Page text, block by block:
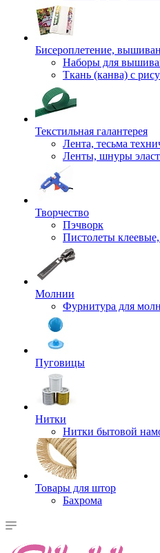
Бисероплетение,
Наборы для
Ткань (канва) с
Текстильная галантерея
Лента, тесьма
Ленты, шнуры
Творчество
Пэчворк
Пистолеты
Молнии
Фурнитура для
Пуговицы
Нитки
Нитки бытовой
Товары для штор
Бахрома